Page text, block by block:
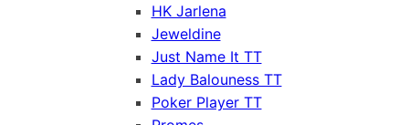
HK Jarlena
Jeweldine
Just Name It TT
Lady Balouness TT
Poker Player TT